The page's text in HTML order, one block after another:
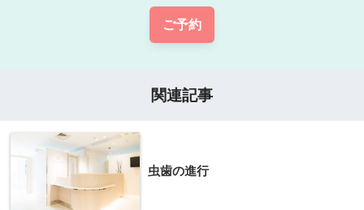
ご予約
関連記事
虫歯の進行